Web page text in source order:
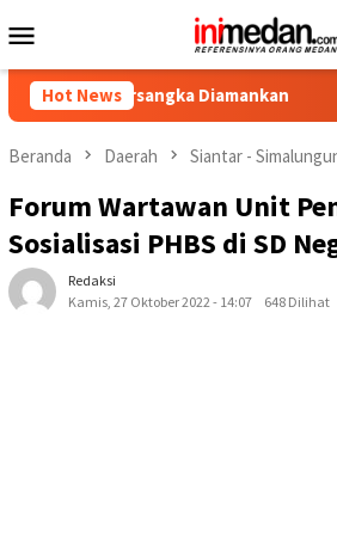
ke
Mobile
Hot NewsDiamankan Satgas
Beranda Daerah Siantar -
Forum Wartawan Unit
Sosialisasi PHBS di SD
Redaksi
Kamis, 27 Oktober 2022 - 14:07
648 Dilihat